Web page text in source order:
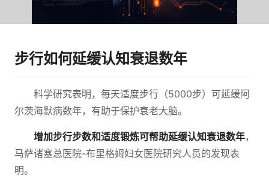
步行如何延缓认知衰退数年
科学研究表明，每天适度步行（5000步）可延缓阿
尔茨海默病数年，有助于保护衰老大脑。
增加步行步数和适度锻炼可帮助延缓认知衰退数年，
马萨诸塞总医院-布里格姆妇女医院研究人员的发现表
明。